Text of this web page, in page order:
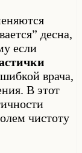
десна,
если
врача,
В этот
чистоту